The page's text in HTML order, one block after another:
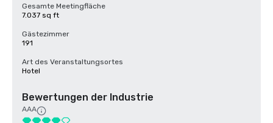
Gesamte Meetingfläche
7.037 sq ft
Gästezimmer
191
Art des Veranstaltungsortes
Hotel
Bewertungen der Industrie
AAA